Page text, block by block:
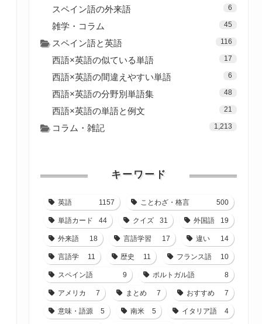
スペイン語の外来語 6
雑学・コラム 45
スペイン語と英語 116
西語×英語の似ている単語 17
西語×英語の間違えやすい単語 6
西語×英語の分野別単語集 48
西語×英語の単語と例文 21
コラム・雑記 1,213
キーワード
英語 1157 ことわざ・格言 500
単語カード 44 クイズ 31 外国語 19
外来語 18 言語学習 17 違い 14
言語学 11 歴史 11 フランス語 10
スペイン語 9 ポルトガル語 8
アメリカ 7 まとめ 7 おすすめ 7
意味・語源 5 南米 5 イタリア語 4